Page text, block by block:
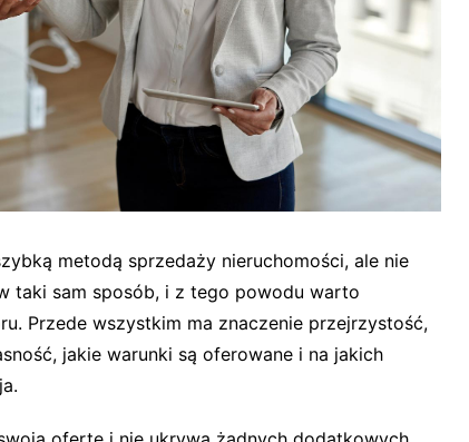
metodą sprzedaży nieruchomości, ale nie
taki sam sposób, i z tego powodu warto
Przede wszystkim ma znaczenie przejrzystość,
jakie warunki są oferowane i na jakich